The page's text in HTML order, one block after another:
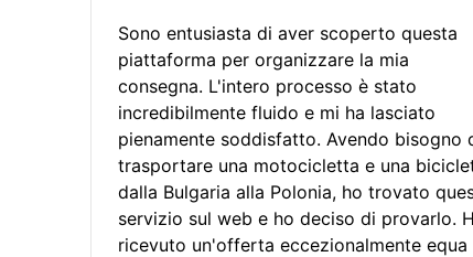
Sono entusiasta di aver scoperto questa
piattaforma per organizzare la mia
consegna. L'intero processo è stato
incredibilmente fluido e mi ha lasciato
pienamente soddisfatto. Avendo bisogno
trasportare una motocicletta e una
dalla Bulgaria alla Polonia, ho trovato
servizio sul web e ho deciso di provarlo.
ricevuto un'offerta eccezionalmente equa